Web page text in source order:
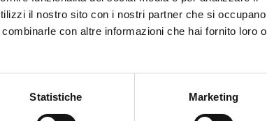
il nostro sito con i nostri partner che si occupano
con altre informazioni che hai fornito loro o
Statistiche Marketing